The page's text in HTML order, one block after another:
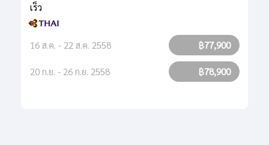
เร็ว
16 ส.ค. - 22 ส.ค. 2558 ฿77,900
20 ก.ย. - 26 ก.ย. 2558 ฿78,900